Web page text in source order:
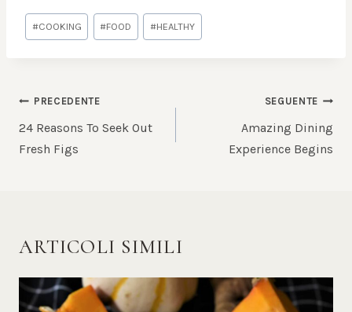
Tag
articolo:
#COOKING #FOOD #HEALTHY
NAVIGAZIONE
ARTICOLI
PRECEDENTE
24 Reasons To Seek Out
Fresh Figs
SEGUENTE
Amazing Dining
Experience Begins
ARTICOLI SIMILI